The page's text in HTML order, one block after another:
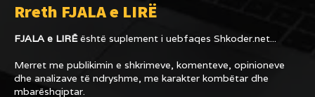
Rreth FJALA e LIRË
FJALA e LIRËështë suplement i uebfaqes Shkoder.net...
Merret me publikimin e shkrimeve, komenteve, opinioneve
dhe analizave të ndryshme, me karakter kombëtar dhe
mbarëshqiptar.